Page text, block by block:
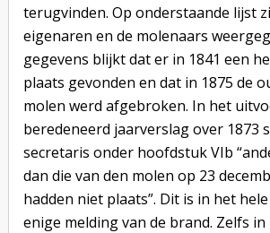
terugvinden. Op onderstaande lijst
eigenaren en de molenaars
gegevens blijkt dat er in 1841 een
plaats gevonden en dat in 1875 de
molen werd afgebroken. In het
beredeneerd jaarverslag over 1873
secretaris onder hoofdstuk VIb
dan die van den molen op 23
hadden niet plaats”. Dit is in het
enige melding van de brand. Zelfs